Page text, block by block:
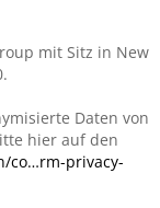
mit Sitz in New
Daten von
hier auf den
co…rm-privacy-